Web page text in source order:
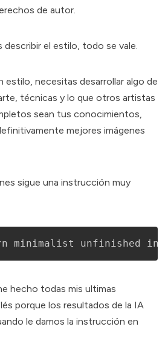
de autor.
describir el estilo, todo se vale.
estilo, necesitas desarrollar algo de
técnicas y lo que otros artistas
sean tus conocimientos,
mejores imágenes
sigue una instrucción muy
hecho todas mis ultimas
porque los resultados de la IA
le damos la instrucción en